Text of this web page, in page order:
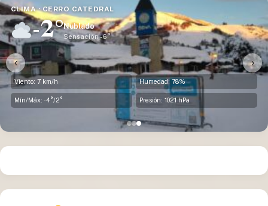
CLIMA · DINA HUAPI
0°Nublado
Sensación -5°
Viento: 20 km/h Humedad: 87%
Mín/Máx: -2°/4° Presión: 1021 hPa
‹ ›